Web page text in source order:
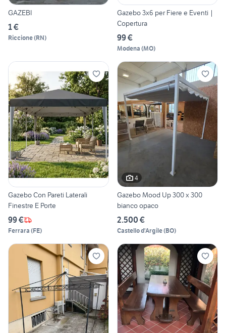
GAZEBI
1 €
Riccione(RN)
Gazebo 3x6 per Fiere e Eventi |
Copertura
99 €
Modena (MO)
Gazebo Con Pareti Laterali
Finestre E Porte
99 €
Ferrara (FE)
4
Gazebo Mood Up 300 x 300
bianco opaco
2.500 €
Castello d'Argile(BO)